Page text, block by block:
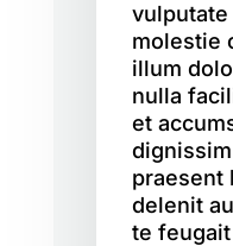
molestie
illum
nulla
et
praesent
delenit
te